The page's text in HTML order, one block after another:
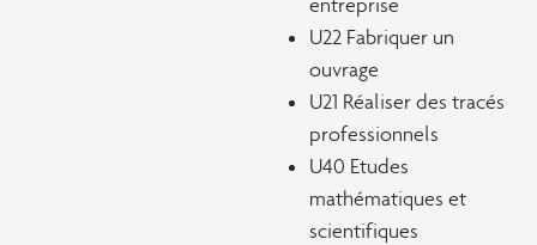
entreprise
U22 Fabriquer un
ouvrage
U21 Réaliser des tracés
professionnels
U40 Etudes
mathématiques et
scientifiques